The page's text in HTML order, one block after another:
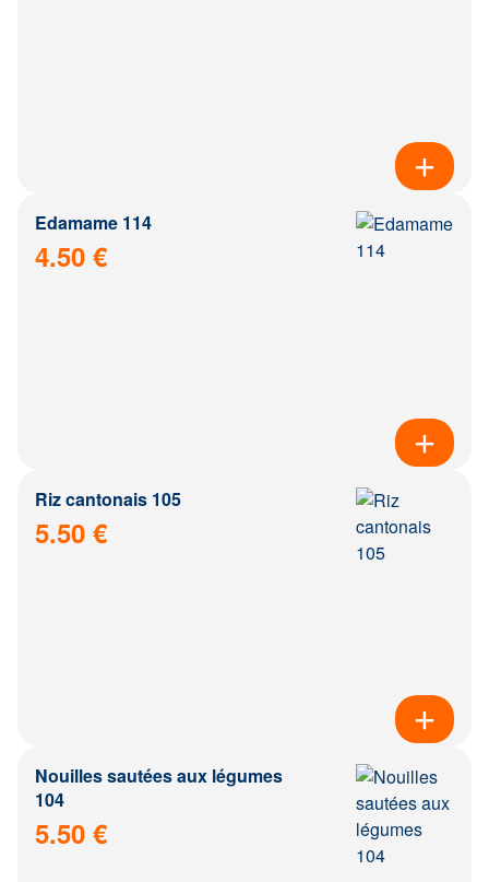
Edamame 114
4.50 €
Riz cantonais 105
5.50 €
Nouilles sautées aux légumes
104
5.50 €